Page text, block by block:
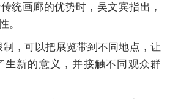
统画廊的优势时，吴文宾指出，
。
制，可以把展览带到不同地点，让
生新的意义，并接触不同观众群